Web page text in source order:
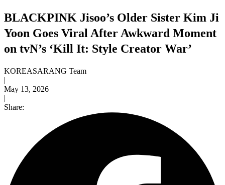
BLACKPINK Jisoo’s Older Sister Kim Ji
Yoon Goes Viral After Awkward Moment
on tvN’s ‘Kill It: Style Creator War’
KOREASARANG Team
|
May 13, 2026
|
Share: